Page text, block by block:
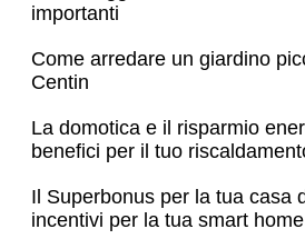
importanti
Come arredare un giardino
Centin
La domotica e il risparmio
benefici per il tuo
Il Superbonus per la tua casa
incentivi per la tua smart home